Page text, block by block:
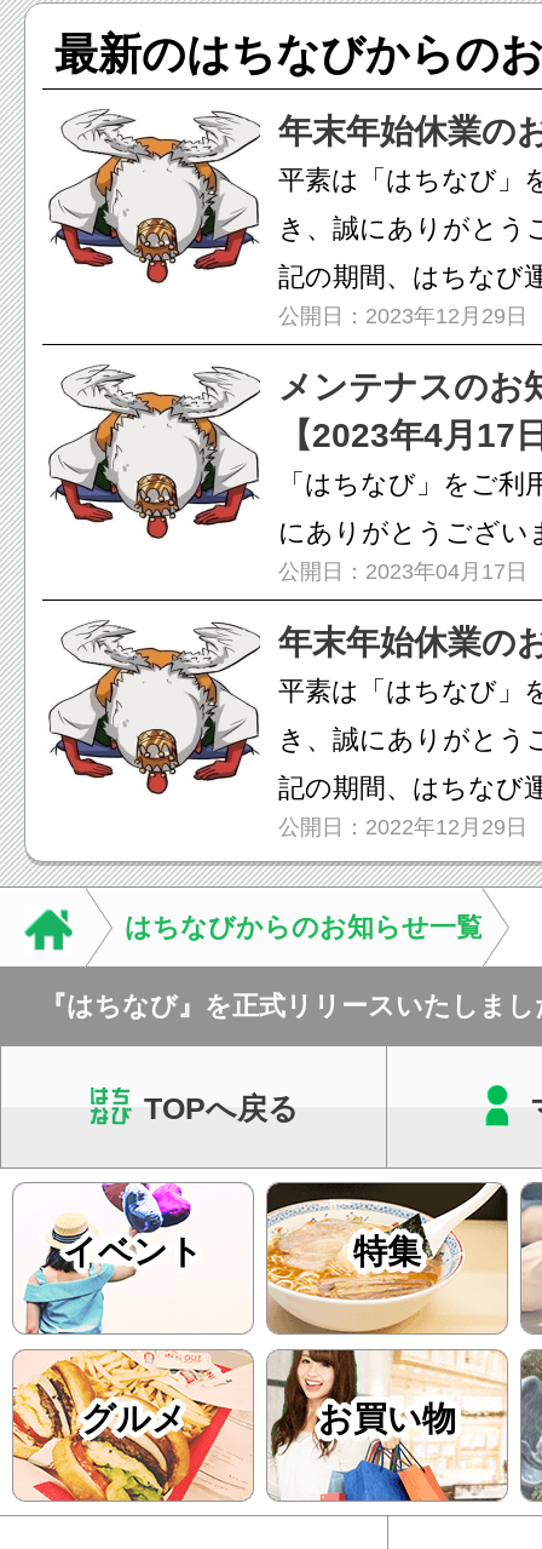
最新のはちなびからの
年末年始休業の
平素は「はちなび」
き、誠にありがとう
記の期間、はちなび
末年始...
公開日：2023年12月29日
メンテナスのお
【2023年4月17
「はちなび」をご利
にありがとうござい
間、システムメンテ
「はちな...
公開日：2023年04月17日
年末年始休業の
平素は「はちなび」
き、誠にありがとう
記の期間、はちなび
末年始...
公開日：2022年12月29日
はちなびからのお知らせ一覧
『はちなび』を正式リリースいたしまし
TOPへ戻る
イベント 特集
グルメ お買い物